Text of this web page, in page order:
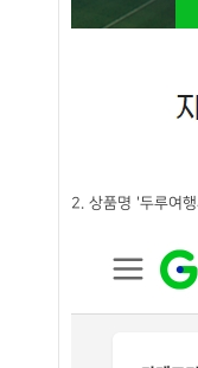
2. 상품명 '두루여